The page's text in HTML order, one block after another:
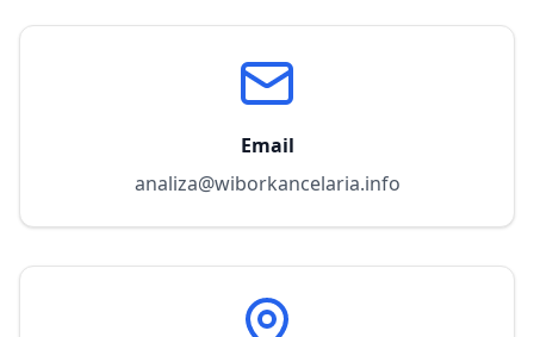
Email
analiza@wiborkancelaria.info